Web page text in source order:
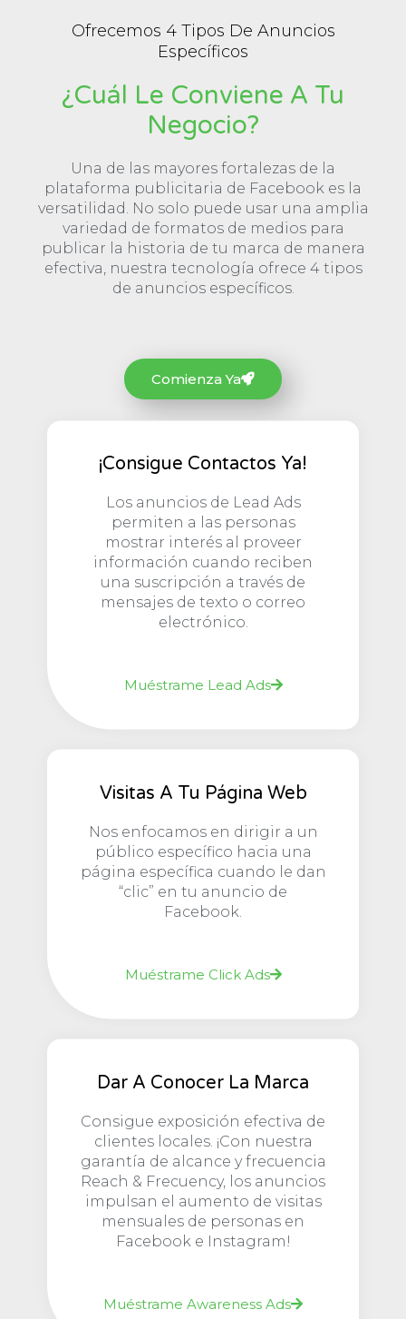
Ofrecemos 4 Tipos De Anuncios
Específicos
¿Cuál Le Conviene A Tu
Negocio?
Una de las mayores fortalezas de la
plataforma publicitaria de Facebook es la
versatilidad. No solo puede usar una amplia
variedad de formatos de medios para
publicar la historia de tu marca de manera
efectiva, nuestra tecnología ofrece 4 tipos
de anuncios específicos.
Comienza Ya
¡Consigue Contactos Ya!
Los anuncios de Lead Ads
permiten a las personas
mostrar interés al proveer
información cuando reciben
una suscripción a través de
mensajes de texto o correo
electrónico.
Muéstrame Lead Ads
Visitas A Tu Página Web
Nos enfocamos en dirigir a un
público específico hacia una
página específica cuando le dan
“clic” en tu anuncio de
Facebook.
Muéstrame Click Ads
Dar A Conocer La Marca
Consigue exposición efectiva de
clientes locales. ¡Con nuestra
garantía de alcance y frecuencia
Reach & Frecuency, los anuncios
impulsan el aumento de visitas
mensuales de personas en
Facebook e Instagram!
Muéstrame Awareness Ads